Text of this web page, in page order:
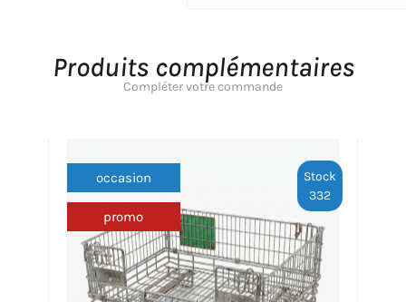
Produits complémentaires
Compléter votre commande
occasion
promo
Stock
332